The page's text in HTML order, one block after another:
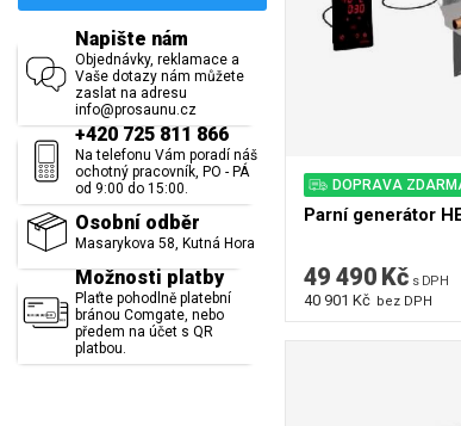
Napište nám
Objednávky, reklamace a
Vaše dotazy nám můžete
zaslat na adresu
info@prosaunu.cz
+420 725 811 866
Na telefonu Vám poradí náš
ochotný pracovník, PO - PÁ
od 9:00 do 15:00.
Osobní odběr
Masarykova 58, Kutná Hora
Možnosti platby
Plaťte pohodlně platební
bránou Comgate, nebo
předem na účet s QR
platbou.
DOPRAVA
Parní generátor
49 490 Kč s DPH
40 901 Kč bez DPH